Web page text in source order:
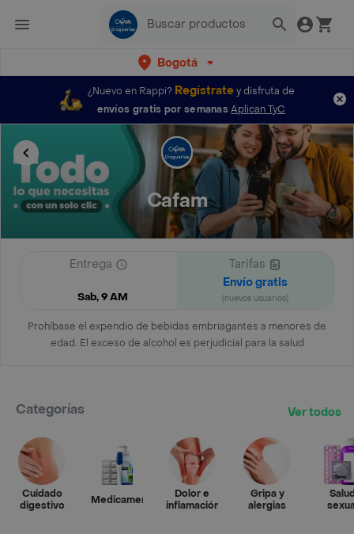
Bogotá
¿Nuevo en Rappi? Regístratey disfruta de
envíos gratis por semanas Aplican TyC
Cafam
Entrega
Sab, 9 AM
Tarifas
Envío gratis
(nuevos usuarios)
Prohíbase el expendio de bebidas embriagantes a menores de
edad. El exceso de alcohol es perjudicial para la salud
Categorías Ver todos
Cuidado
digestivo
Medicamentos
Dolor e
inflamación
Gripa y
alergias